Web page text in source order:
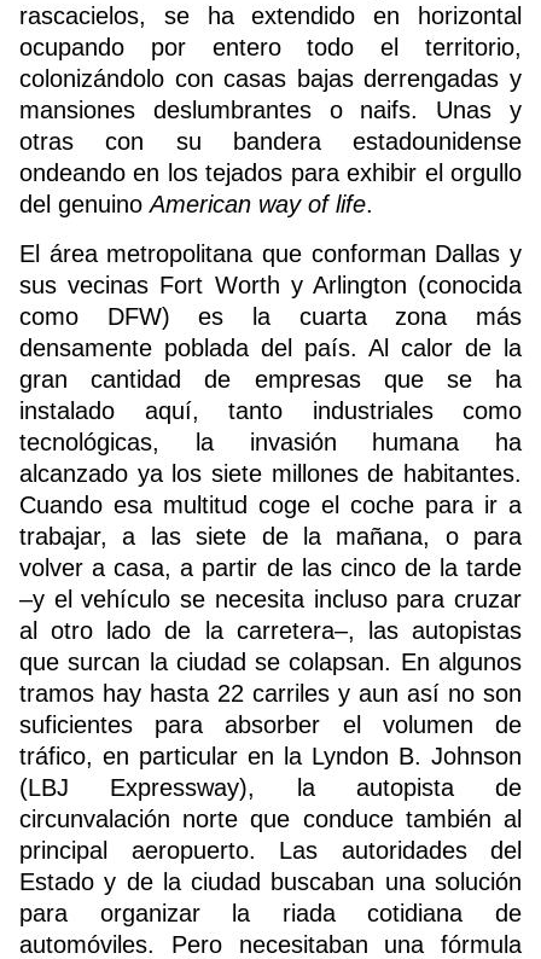
rascacielos, se ha extendido en horizontal
ocupando por entero todo el territorio,
colonizándolo con casas bajas derrengadas y
mansiones deslumbrantes o naifs. Unas y
otras con su bandera estadounidense
ondeando en los tejados para exhibir el orgullo
del genuinoAmerican way of life.
El área metropolitana que conforman Dallas y
sus vecinas Fort Worth y Arlington (conocida
como DFW) es la cuarta zona más
densamente poblada del país. Al calor de la
gran cantidad de empresas que se ha
instalado aquí, tanto industriales como
tecnológicas, la invasión humana ha
alcanzado ya los siete millones de habitantes.
Cuando esa multitud coge el coche para ir a
trabajar, a las siete de la mañana, o para
volver a casa, a partir de las cinco de la tarde
–y el vehículo se necesita incluso para cruzar
al otro lado de la carretera–, las autopistas
que surcan la ciudad se colapsan. En algunos
tramos hay hasta 22 carriles y aun así no son
suficientes para absorber el volumen de
tráfico, en particular en la Lyndon B. Johnson
(LBJ Expressway), la autopista de
circunvalación norte que conduce también al
principal aeropuerto. Las autoridades del
Estado y de la ciudad buscaban una solución
para organizar la riada cotidiana de
automóviles. Pero necesitaban una fórmula